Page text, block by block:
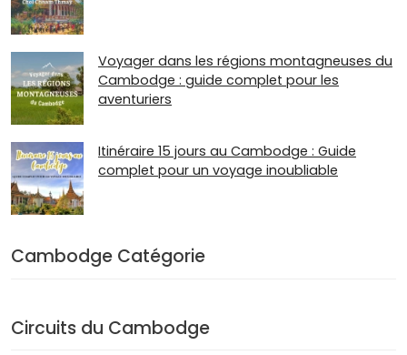
Voyager dans les régions montagneuses du
Cambodge : guide complet pour les
aventuriers
Itinéraire 15 jours au Cambodge : Guide
complet pour un voyage inoubliable
Cambodge Catégorie
Circuits du Cambodge